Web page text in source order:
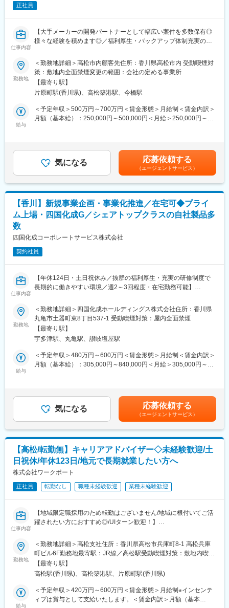
・エリアマネージャー（入社1年～／年収700～800万円）
・ブロックマネージャー（年収800～900万円）
変更の範囲：会社の定める業務
ー設定
（1）入社後1～3日間：導入研修
全社員共通の研修です。会社が目指している方向性はもちろん、
ビジネスマナーや情報セキュリティ研修も行いますので、
就業後の想像をしていただくことができます。
（2）配属が決まり次第、現場での業務にあたっていただきます。
■職場環境・魅力：
・充実の福利厚生：
交通費支給あり、資格取得支援・手当あり、寮・社宅・住宅手当
あり、U・Iターン支援ありなど
■充実した教育制度／入社後のフォロー体制充実：
◇人事育成制度…等級制度の定義と連動したカリキュラム体型の
導入
◇キャリアサポート制度…定期的にカジュアル形式な面談を行う
と連携し環境を改善
感を高め、自立できる人財を育成できる制度
正社員
仕事内容
【大手メーカーの開発パートナーとして幅広い案件を多数保有◎
様々な経験を積めます◎／福利厚生・バックアップ体制充実の中
■業務内容：
開発言語を用いた各種システム開発業務に携わっていただきま
す。
■業務詳細：
【プロジェクト例】
・大手金融メーカーの顧客管理システムの設計構築
・官公庁（自治体）系の各種システム開発
【業務内容例】
・ユーザへのヒアリング
・システム要件整理
・基本設計、詳細設計（各種ドキュメント作成）
全社員共通の研修です。会社が目指している方向性はもちろん、
ビジネスマナーや情報セキュリティ研修も行いますので、
（2）配属が決まり次第、現場での業務にあたっていただきます。
■職場環境・魅力：
・別途、賞与年2回、時間外手当（1分単位）、各種手当（家族、
・スキル・経験年数・年齢等も考慮し、話し合いの上で決定
・充実の福利厚生：
■充実した教育制度／入社後のフォロー体制充実：
◇人事育成制度…等級制度の定義と連動したカリキュラム体型の
◇キャリアサポート制度…定期的にカジュアル形式な面談を行う
ことでストレスレベルを把握するとともに必要に応じて関連部署
と連携し環境を改善
◇人事考課制度…目標達成を適性に処遇へ反映されることを有能
感を高め、自立できる人財を育成できる制度
変更の範囲：会社の定める業務
勤務地
＜勤務地詳細＞高松市内顧客先住所：香川県高松市内 受動喫煙対
策：敷地内全面禁煙変更の範囲：会社の定める事業所
【最寄り駅】
片原町駅(香川県)、高松築港駅、今橋駅
給与
＜予定年収＞500万円～700万円＜賃金形態＞月給制＜賃金内訳＞
月額（基本給）：250,000円～500,000円＜月給＞250,000円～
考を通じて上下する可能性があります。月給(月額)は固定手当を含
めた表記です。
気になる 応募依頼する
（エージェントサービス）
【香川】新規事業企画・事業化推進／在宅可◆プライ
ム上場・四国化成G／シェアトップクラスの自社製品多
数
四国化成コーポレートサービス株式会社
契約社員
仕事内容
【年休124日・土日祝休み／抜群の福利厚生・充実の研修制度で
長期的に働きやすい環境／週2～3回程度・在宅勤務可能】
四国化成グループは長期ビジョン「Challenge 1000」で目指す姿
として、「独創力で、"一歩先行く提案"型企業へ」を掲げ、財務目
標として売上高1,000億円、営業利益150億円、ROE10％以上を設
定しました。これら飛躍的な成長を実現するためには、化学品、
建材事業に続く新しい事業の創出が不可欠です。また継続的な事
業創出に向けた体制整備も必要となります。新事業開発に注力し
ていくにあたり、社内リソースだけでなく、様々なスキルや知見
■業務内容：
・関連業界におけるネットワークの構築とニーズのヒアリング
・新規事業（製品）の探索、マーケティング／事業化推進
・基板製造に関する電子材料の新規テーマ探索、事業化推進・実
行
・建材製品の新規テーマ探索、事業化推進・実行
■当社での働き方：
◇年間休日124日、有給取得率77.2％と、非常に働きやすい環境
です。
◇男性の育児休業取得率69％、女性の育児休業取得率は100％
と、働き続けられる環境も整っております。
■配属部署：
四国化成ホールディングス株式会社 新規事業部に配属されます
れています）。
採用は四国化成コーポレートサービス株式会社での雇用となり、
四国化成ホールディングス株式会社に出向となります。
◇新規事業部のメンバー構成
名）が在籍しており、バックグラウンドは営業3名、技術3名、事
務1名です。
勤務地
＜勤務地詳細＞四国化成ホールディングス株式会社住所：香川県
丸亀市土器町東8丁目537-1 受動喫煙対策：屋内全面禁煙
【最寄り駅】
宇多津駅、丸亀駅、讃岐塩屋駅
給与
＜予定年収＞480万円～600万円＜賃金形態＞月給制＜賃金内訳＞
月額（基本給）：305,000円～840,000円＜月給＞305,000円～
■昇給：年1回（4月）賃金はあくまでも目安の金額であり、選考
を通じて上下する可能性があります。月給(月額)は固定手当を含め
た表記です。
気になる 応募依頼する
（エージェントサービス）
【高松/転勤無】キャリアアドバイザー◇未経験歓迎/土
日祝休/年休123日/地元で長期就業したい方へ
株式会社ワークポート
正社員 転勤なし 職種未経験歓迎 業種未経験歓迎
仕事内容
【地域限定職採用のため転勤はございません/地域に根付いてご活
躍されたい方におすすめ◎/UIターン歓迎！】
■業務内容：
人材紹介会社の中で国内外に圧倒的な拠点数を誇る当社におい
て、個人営業(求職者への転職活動サポート)業務をお任せします。
■業務詳細：
キャリアビジョンのヒアリング、応募書類の添削、希望条件確認
勤務地
＜勤務地詳細＞高松支社住所：香川県高松市兵庫町8-1 高松兵庫
町ビル6F勤務地最寄駅：JR線／高松駅受動喫煙対策：敷地内喫煙
可能場所あり
【最寄り駅】
高松駅(香川県)、高松築港駅、片原町駅(香川県)
給与
＜予定年収＞420万円～600万円＜賃金形態＞月給制※インセンテ
ィブは賞与として支給いたします。＜賃金内訳＞月額（基本